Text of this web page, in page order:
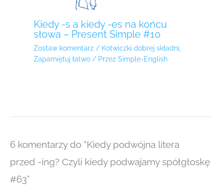
Kiedy -s a kiedy -es na końcu
słowa – Present Simple #10
Zostaw komentarz / Kotwiczki dobrej składni,
Zapamiętuj łatwo/ Przez Simple-English
6 komentarzy do “Kiedy podwójna litera
przed -ing? Czyli kiedy podwajamy spółgłoskę
#63”